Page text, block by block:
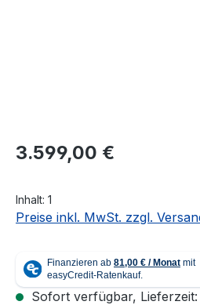
Regulärer Preis:
3.599,00 €
Inhalt: 1
Preise inkl. MwSt. zzgl.
Sofort verfügbar, Lieferzeit: